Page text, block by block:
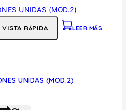
VISTA RÁPIDA LEER MÁS
UNIDAS (MOD.2)